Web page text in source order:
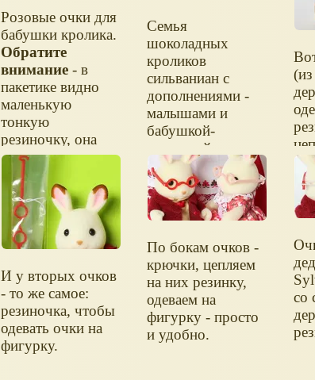
Розовые очки для
бабушки кролика.
Обратите
внимание- в
пакетике видно
маленькую
тонкую
резиночку, она
тоже нужна,
чтобы одеть очки!
Семья
шоколадных
кроликов
сильваниан с
дополнениями -
малышами и
бабушкой-
дедушкой.
И у вторых очков
- то же самое:
резиночка, чтобы
одевать очки на
фигурку.
По бокам очков -
крючки, цепляем
на них резинку,
одеваем на
фигурку - просто
и удобно.
со